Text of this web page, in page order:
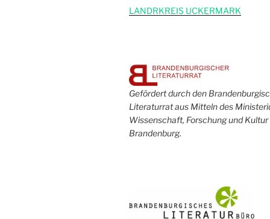
L ANDRKREIS UCKERMARK
Gefördert durch den
Literaturrat aus Mitteln des
Wissenschaft, Forschung und Kultur
Brandenburg.